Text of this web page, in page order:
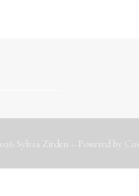
Sylvia Zirden – Powered by